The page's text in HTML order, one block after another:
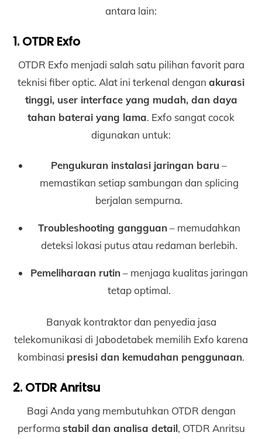
antara lain:
1. OTDR Exfo
OTDR Exfo menjadi salah satu pilihan favorit para
teknisi fiber optic. Alat ini terkenal dengan akurasi
tinggi, user interface yang mudah, dan daya
tahan baterai yang lama. Exfo sangat cocok
digunakan untuk:
Pengukuran instalasi jaringan baru –
memastikan setiap sambungan dan splicing
berjalan sempurna.
Troubleshooting gangguan– memudahkan
deteksi lokasi putus atau redaman berlebih.
Pemeliharaan rutin– menjaga kualitas jaringan
tetap optimal.
Banyak kontraktor dan penyedia jasa
telekomunikasi di Jabodetabek memilih Exfo karena
kombinasi presisi dan kemudahan penggunaan.
2. OTDR Anritsu
Bagi Anda yang membutuhkan OTDR dengan
performa stabil dan analisa detail, OTDR Anritsu